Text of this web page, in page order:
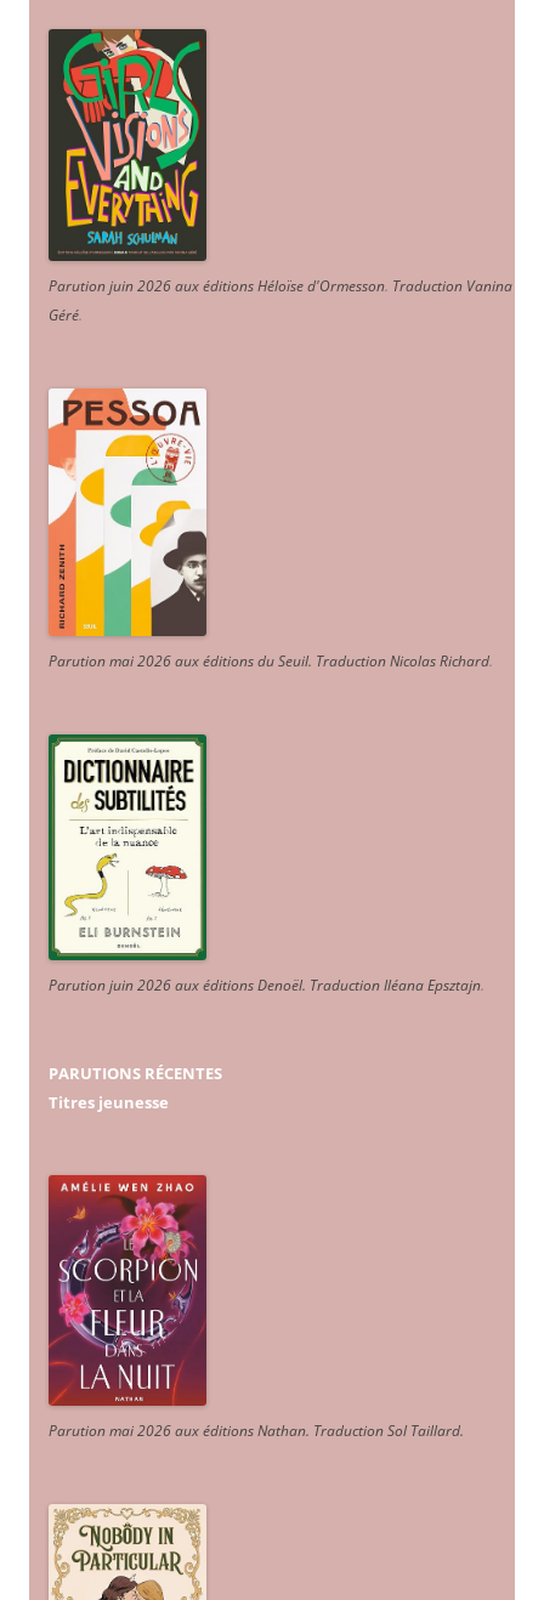
Parution juin 2026 aux éditions Héloïse d'Ormesson. Traduction Vanina
Géré.
Parution mai 2026 aux éditions du Seuil. Traduction Nicolas Richard.
Parution juin 2026 aux éditions Denoël. Traduction Iléana Epsztajn.
PARUTIONS RÉCENTES
Titres jeunesse
Parution mai 2026 aux éditions Nathan. Traduction Sol Taillard.